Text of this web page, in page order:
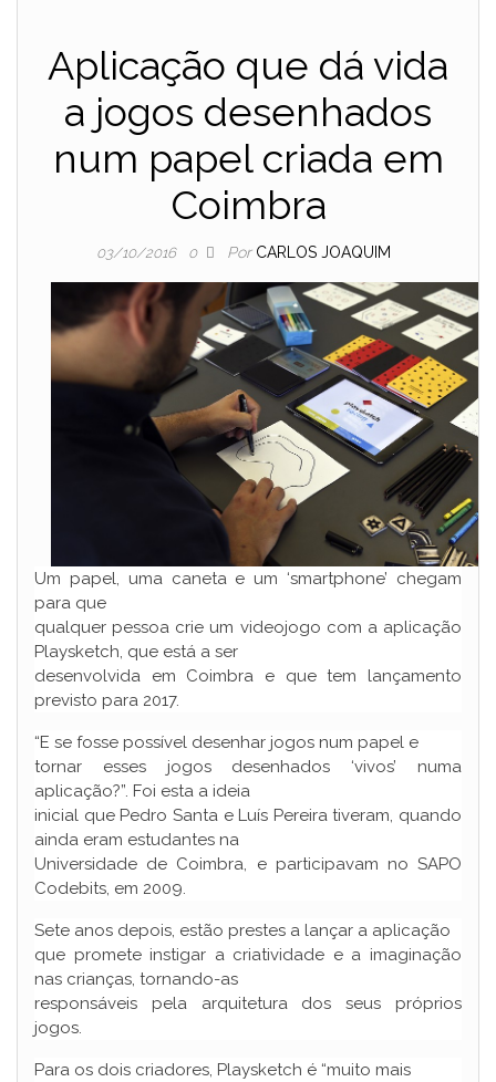
Aplicação que dá vida
a jogos desenhados
num papel criada em
Coimbra
03/10/2016 0 Por CARLOS JOAQUIM
Um papel, uma caneta e um ‘smartphone’ chegam
para que
qualquer pessoa crie um videojogo com a aplicação
Playsketch, que está a ser
desenvolvida em Coimbra e que tem lançamento
previsto para 2017.
“E se fosse possível desenhar jogos num papel e
tornar esses jogos desenhados ‘vivos’ numa
aplicação?”. Foi esta a ideia
inicial que Pedro Santa e Luís Pereira tiveram, quando
ainda eram estudantes na
Universidade de Coimbra, e participavam no SAPO
Codebits, em 2009.
Sete anos depois, estão prestes a lançar a aplicação
que promete instigar a criatividade e a imaginação
nas crianças, tornando-as
responsáveis pela arquitetura dos seus próprios
jogos.
Para os dois criadores, Playsketch é “muito mais